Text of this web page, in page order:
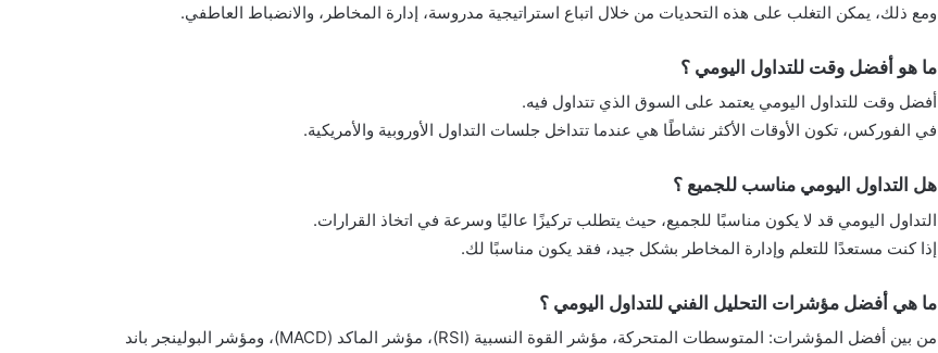
ومع ذلك، يمكن التغلب على هذه التحديات من خلال اتباع استراتيجية مدروسة، إدارة المخاطر، والانضباط العاطفي.
ما هو أفضل وقت للتداول اليومي ؟
أفضل وقت للتداول اليومي يعتمد على السوق الذي تتداول فيه.
في الفوركس، تكون الأوقات الأكثر نشاطًا هي عندما تتداخل جلسات التداول الأوروبية والأمريكية.
هل التداول اليومي مناسب للجميع ؟
التداول اليومي قد لا يكون مناسبًا للجميع، حيث يتطلب تركيزًا عاليًا وسرعة في اتخاذ القرارات.
إذا كنت مستعدًا للتعلم وإدارة المخاطر بشكل جيد، فقد يكون مناسبًا لك.
ما هي أفضل مؤشرات التحليل الفني للتداول اليومي ؟
من بين أفضل المؤشرات: المتوسطات المتحركة، مؤشر القوة النسبية (RSI)، مؤشر الماكد (MACD)، ومؤشر البولينجر باند